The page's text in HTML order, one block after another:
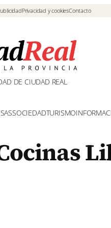
Privacidad y cookiesContacto
DE CIUDAD REAL
SOCIEDADTURISMO